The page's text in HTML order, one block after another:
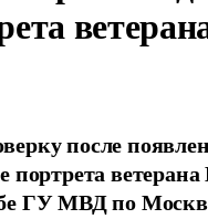
после
портрета
ГУ МВД по